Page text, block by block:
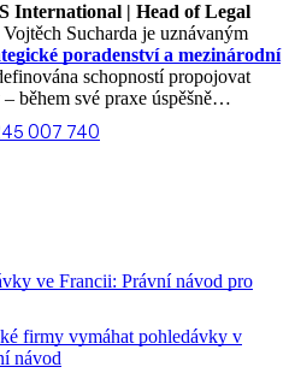
International | Head of Legal
Vojtěch Sucharda je uznávaným
poradenství a mezinárodní
schopností propojovat
během své praxe úspěšně
spolupráci ve více než 70
007 740
ve Francii: Právní návod pro
firmy vymáhat pohledávky v
návod